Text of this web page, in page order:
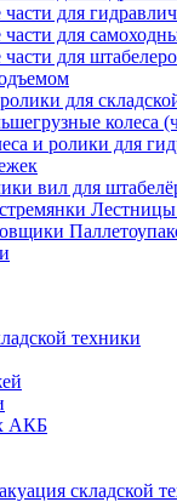
для
для
для
для
колеса
и ролики для
вил для
Лестницы
техники
АКБ
складской